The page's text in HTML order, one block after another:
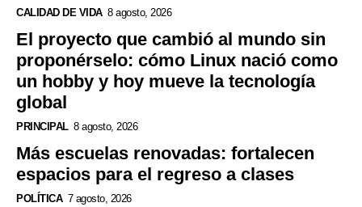
CALIDAD DE VIDA 8 agosto, 2026
El proyecto que cambió al mundo sin
proponérselo: cómo Linux nació como
un hobby y hoy mueve la tecnología
global
PRINCIPAL 8 agosto, 2026
Más escuelas renovadas: fortalecen
espacios para el regreso a clases
POLÍTICA 7 agosto, 2026